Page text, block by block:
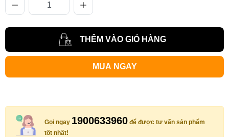
THÊM VÀO GIỎ HÀNG
MUA NGAY
Gọi ngay 1900633960 để được tư vấn sản phẩm
tốt nhất!